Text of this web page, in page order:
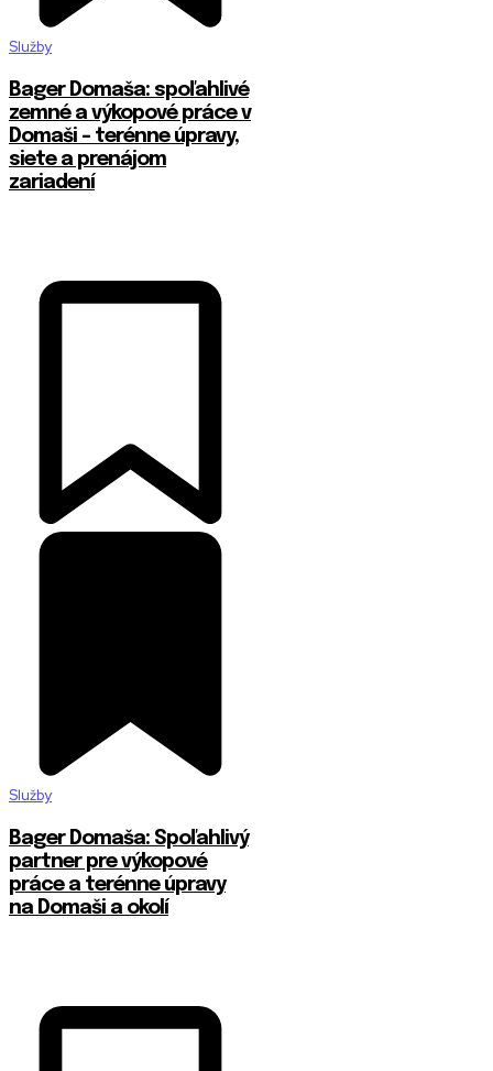
Služby
Bager Domaša: spoľahlivé
zemné a výkopové práce v
Domaši – terénne úpravy,
siete a prenájom
zariadení
Služby
Bager Domaša: Spoľahlivý
partner pre výkopové
práce a terénne úpravy
na Domaši a okolí